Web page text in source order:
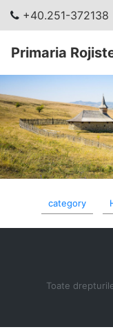
+40.251-372138
Primaria
category
Toate